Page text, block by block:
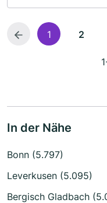
1 2
In der Nähe
Bonn (5.797)
Leverkusen (5.095)
Bergisch Gladbach